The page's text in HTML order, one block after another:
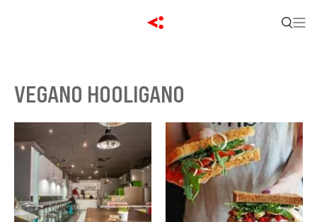
VEGANO HOOLIGANO